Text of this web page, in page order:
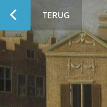
TERUG